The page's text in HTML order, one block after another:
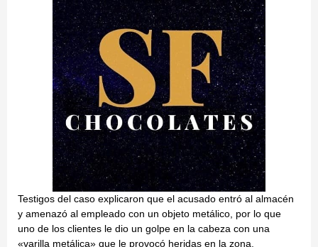
Testigos del caso explicaron que el acusado entró al almacén
y amenazó al empleado con un objeto metálico, por lo que
uno de los clientes le dio un golpe en la cabeza con una
«varilla metálica» que le provocó heridas en la zona.